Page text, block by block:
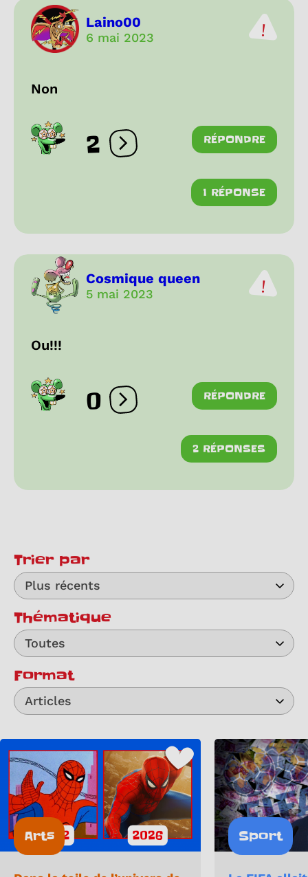
Laino00
6 mai 2023
Non
2 Ouvrir les réactions
RÉPONDRE
1 RÉPONSE
Cosmique queen
5 mai 2023
Ou!!!
0 Ouvrir les réactions
RÉPONDRE
2 RÉPONSES
Trier par
Plus récents
Thématique
Toutes
Format
Articles
Arts Sport